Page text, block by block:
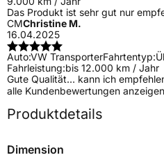
Das Produkt ist sehr gut nur
CMChristine M.
16.04.2025
Auto:VW TransporterFahrtentyp:
Fahrleistung:bis 12.000 km / Jahr
Gute Qualität… kann ich
alle Kundenbewertungen anzeigen
Produktdetails
Dimension